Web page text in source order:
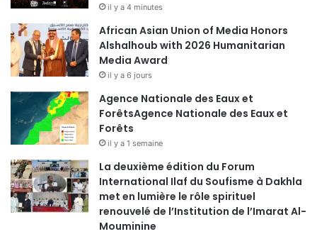
il y a 4 minutes
African Asian Union of Media Honors
Alshalhoub with 2026 Humanitarian
Media Award
il y a 6 jours
Agence Nationale des Eaux et
ForêtsAgence Nationale des Eaux et
Forêts
il y a 1 semaine
La deuxième édition du Forum
International Ilaf du Soufisme à Dakhla
met en lumière le rôle spirituel
renouvelé de l’Institution de l’Imarat Al-
Mouminine